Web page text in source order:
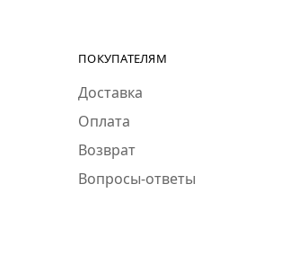
ПОКУПАТЕЛЯМ
Доставка
Оплата
Возврат
Вопросы-ответы